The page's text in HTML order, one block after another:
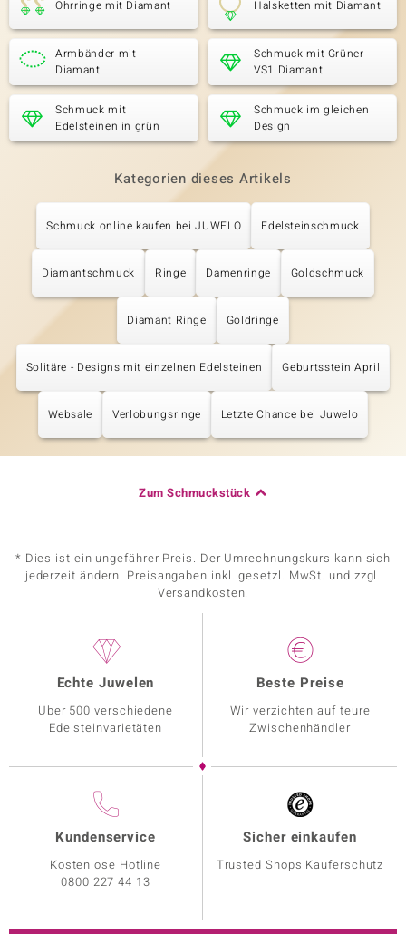
Ohrringe mit Diamant Halsketten mit Diamant
Armbänder mit
Diamant
Schmuck mit Grüner
VS1 Diamant
Schmuck mit
Edelsteinen in grün
Schmuck im gleichen
Design
Kategorien dieses Artikels
Schmuck online kaufen bei JUWELO Edelsteinschmuck
Diamantschmuck Ringe Damenringe Goldschmuck
Diamant Ringe Goldringe
Solitäre - Designs mit einzelnen Edelsteinen Geburtsstein April
Websale Verlobungsringe Letzte Chance bei Juwelo
Zum Schmuckstück
* Dies ist ein ungefährer Preis. Der Umrechnungskurs kann sich
jederzeit ändern. Preisangaben inkl. gesetzl. MwSt. und zzgl.
Versandkosten.
Echte Juwelen
Über 500 verschiedene
Edelsteinvarietäten
Beste Preise
Wir verzichten auf teure
Zwischenhändler
Kundenservice
Kostenlose Hotline
0800 227 44 13
Sicher einkaufen
Trusted Shops Käuferschutz